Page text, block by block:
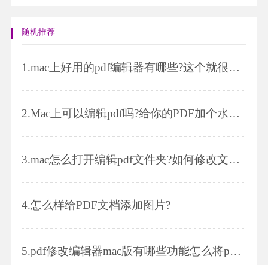
随机推荐
1.mac上好用的pdf编辑器有哪些?这个就很实用!
2.Mac上可以编辑pdf吗?给你的PDF加个水印吧!
3.mac怎么打开编辑pdf文件夹?如何修改文档颜色?
4.怎么样给PDF文档添加图片?
5.pdf修改编辑器mac版有哪些功能怎么将pdf转成ppt格式